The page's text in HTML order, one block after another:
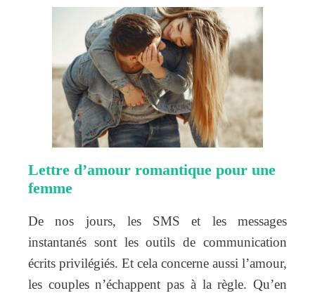
Lettre d’amour romantique pour une
femme
De nos jours, les SMS et les messages
instantanés sont les outils de communication
écrits privilégiés. Et cela concerne aussi l’amour,
les couples n’échappent pas à la règle. Qu’en